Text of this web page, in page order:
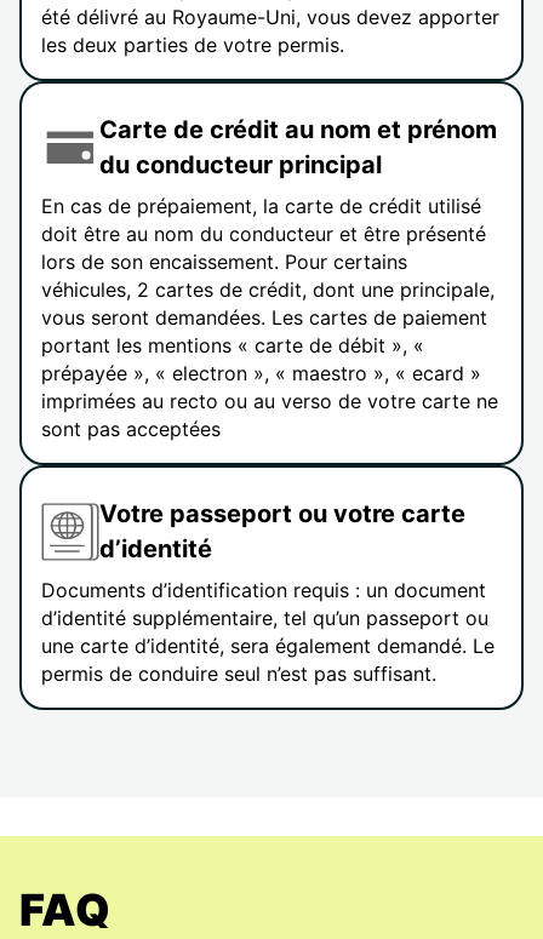
été délivré au Royaume-Uni, vous devez apporter
les deux parties de votre permis.
Carte de crédit au nom et prénom
du conducteur principal
En cas de prépaiement, la carte de crédit utilisé
doit être au nom du conducteur et être présenté
lors de son encaissement. Pour certains
véhicules, 2 cartes de crédit, dont une principale,
vous seront demandées. Les cartes de paiement
portant les mentions « carte de débit », «
prépayée », « electron », « maestro », « ecard »
imprimées au recto ou au verso de votre carte ne
sont pas acceptées
Votre passeport ou votre carte
d’identité
Documents d’identification requis : un document
d’identité supplémentaire, tel qu’un passeport ou
une carte d’identité, sera également demandé. Le
permis de conduire seul n’est pas suffisant.
FAQ